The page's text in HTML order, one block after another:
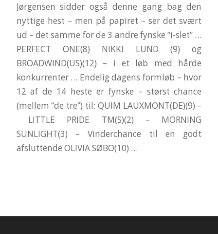
Jørgensen sidder også denne gang bag den
nyttige hest – men på papiret – ser det svært
ud – det samme for de 3 andre fynske “i-slet” …
PERFECT ONE(8) NIKKI LUND (9) og
BROADWIND(US)(12) – i et løb med hårde
konkurrenter … Endelig dagens formløb – hvor
12 af de 14 heste er fynske – størst chance
(mellem “de tre”) til: QUIM LAUXMONT(DE)(9) –
LITTLE PRIDE TM(S)(2) – MORNING
SUNLIGHT(3) – Vinderchance til en godt
afsluttende OLIVIA SØBO(10) …